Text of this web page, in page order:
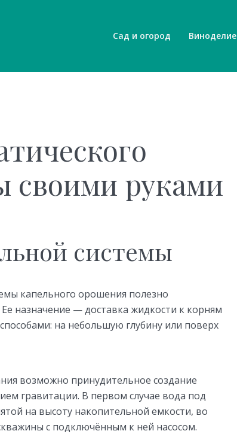
Сад и огород Виноделие
своими руками
системы
капельного орошения полезно
назначение — доставка жидкости к корням
на небольшую глубину или поверх
возможно принудительное создание
гравитации. В первом случае вода под
на высоту накопительной емкости, во
с подключённым к ней насосом.